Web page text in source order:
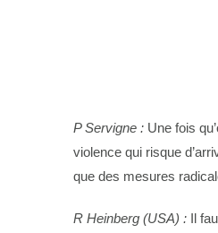
P Servigne : Une fois
violence qui risque
que des mesures
R Heinberg (USA) : Il